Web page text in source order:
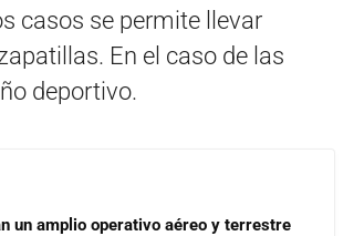
casos se permite llevar
En el caso de las
deportivo.
un amplio operativo aéreo y terrestre